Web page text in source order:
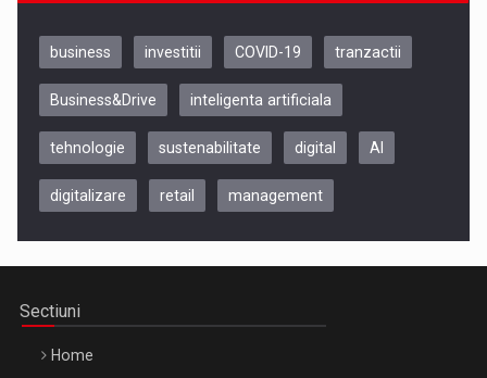
Be Inspired. Make it Happen!, CLUJ, 9 Decembrie
business investitii COVID-19 tranzactii
Business&Drive inteligenta artificiala
tehnologie sustenabilitate digital AI
digitalizare retail management
Sectiuni
Home